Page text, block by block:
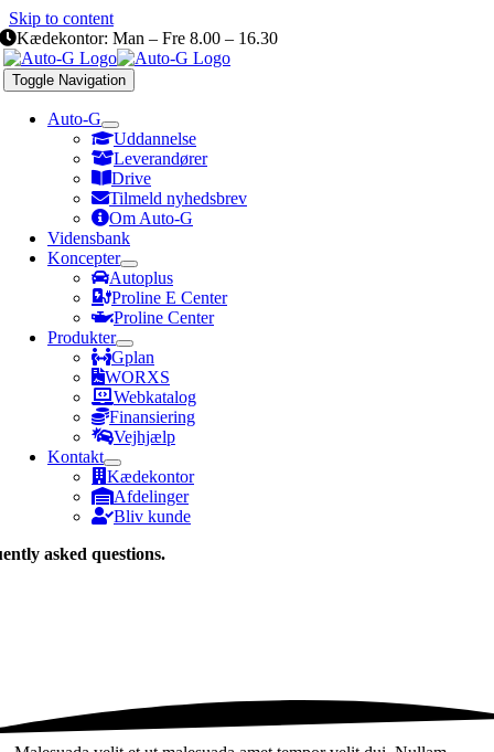
Skip to content
Kædekontor: Man – Fre 8.00 – 16.30
Toggle Navigation
Auto-G
Uddannelse
Leverandører
Drive
Tilmeld nyhedsbrev
Om Auto-G
Vidensbank
Koncepter
Autoplus
Proline E Center
Proline Center
Produkter
Gplan
WORXS
Webkatalog
Finansiering
Vejhjælp
Kontakt
Kædekontor
Afdelinger
Bliv kunde
asked questions.